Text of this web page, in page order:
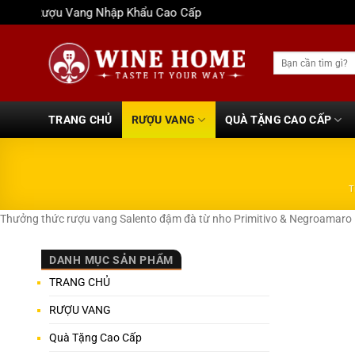
qua
Rượu Vang Nhập Khẩu Cao Cấp
Tìm
kiếm:
TRANG CHỦ RƯỢU VANG QUÀ TẶNG CAO CẤP
Thưởng thức rượu vang Salento đậm đà từ nho Primitivo &
DANH MỤC SẢN PHẨM
TRANG CHỦ
RƯỢU VANG
Quà Tặng Cao Cấp